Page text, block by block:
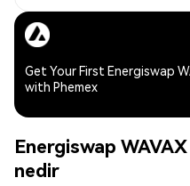
Get Your First Energiswap
with Phemex
Energiswap
nedir